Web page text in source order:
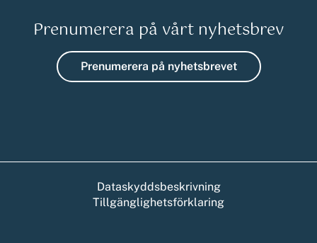
Prenumerera på vårt nyhetsbrev
Prenumerera på nyhetsbrevet
Dataskyddsbeskrivning
Tillgänglighetsförklaring